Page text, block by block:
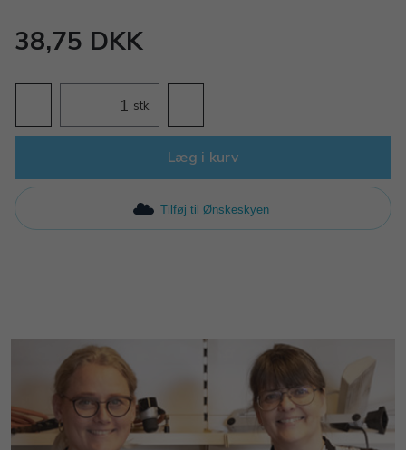
38,75 DKK
stk.
Læg i kurv
Tilføj til Ønskeskyen